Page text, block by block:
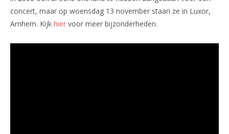
concert, maar op woensdag 13 november staan ze in Luxor,
Arnhem. Kijk hier voor meer bijzonderheden.